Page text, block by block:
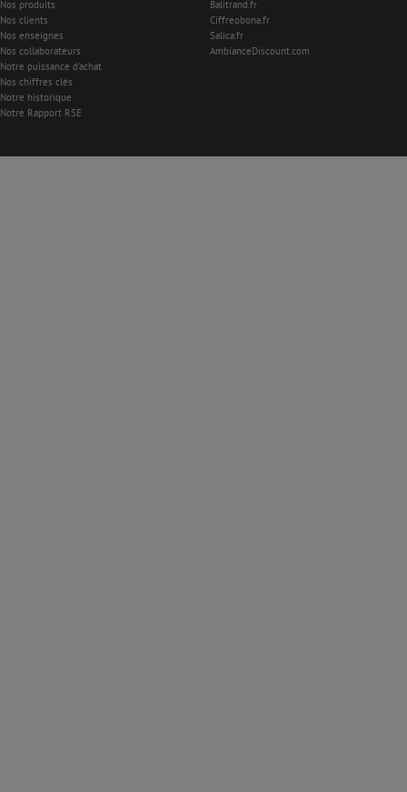
Nos produits
Nos clients
Nos enseignes
Nos collaborateurs
Notre puissance d'achat
Nos chiffres clés
Notre historique
Notre Rapport RSE
Balitrand.fr
Ciffreobona.fr
Salica.fr
AmbianceDiscount.com